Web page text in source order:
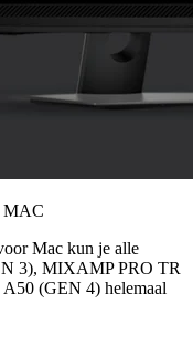
MAC
Mac kun je alle
3), MIXAMP PRO TR
(GEN 4) helemaal